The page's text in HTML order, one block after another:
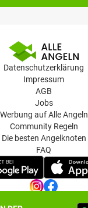
Datenschutzerklärung
Impressum
AGB
Jobs
Werbung auf Alle Angeln
Community Regeln
Die besten Angelknoten
FAQ